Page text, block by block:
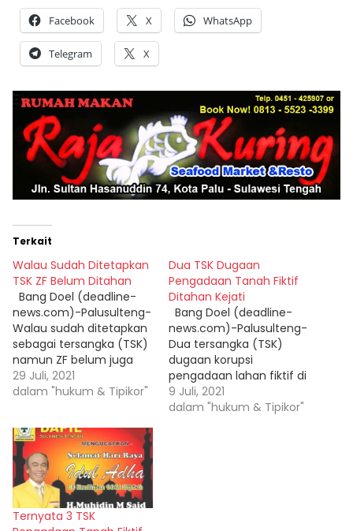
Facebook X WhatsApp
Telegram X
Terkait
Walau Sudah Ditetapkan
TSK ZF Belum Ditahan
Bang Doel (deadline-
news.com)-Palusulteng-
Walau sudah ditetapkan
sebagai tersangka (TSK)
namun ZF belum juga
ditahan. "Wslm, smpe
saat ini blm ditahan, krn
penahanan 🙏,"kata Kasi
Penkum Reza Hidayat,SH,
menjawab deadline-
news.com Rabu malam
(28/7-2021) via chat di
whatsappnya.
29 Juli, 2021
dalam "hukum & Tipikor"
Dua TSK Dugaan
Pengadaan Tanah Fiktif
Ditahan Kejati
Bang Doel (deadline-
news.com)-Palusulteng-
Dua tersangka (TSK)
dugaan korupsi
pengadaan lahan fiktif di
Kabupaten Parigi
Moutong akhirnya
9 Juli, 2021
dalam "hukum & Tipikor"
Ternyata 3 TSK